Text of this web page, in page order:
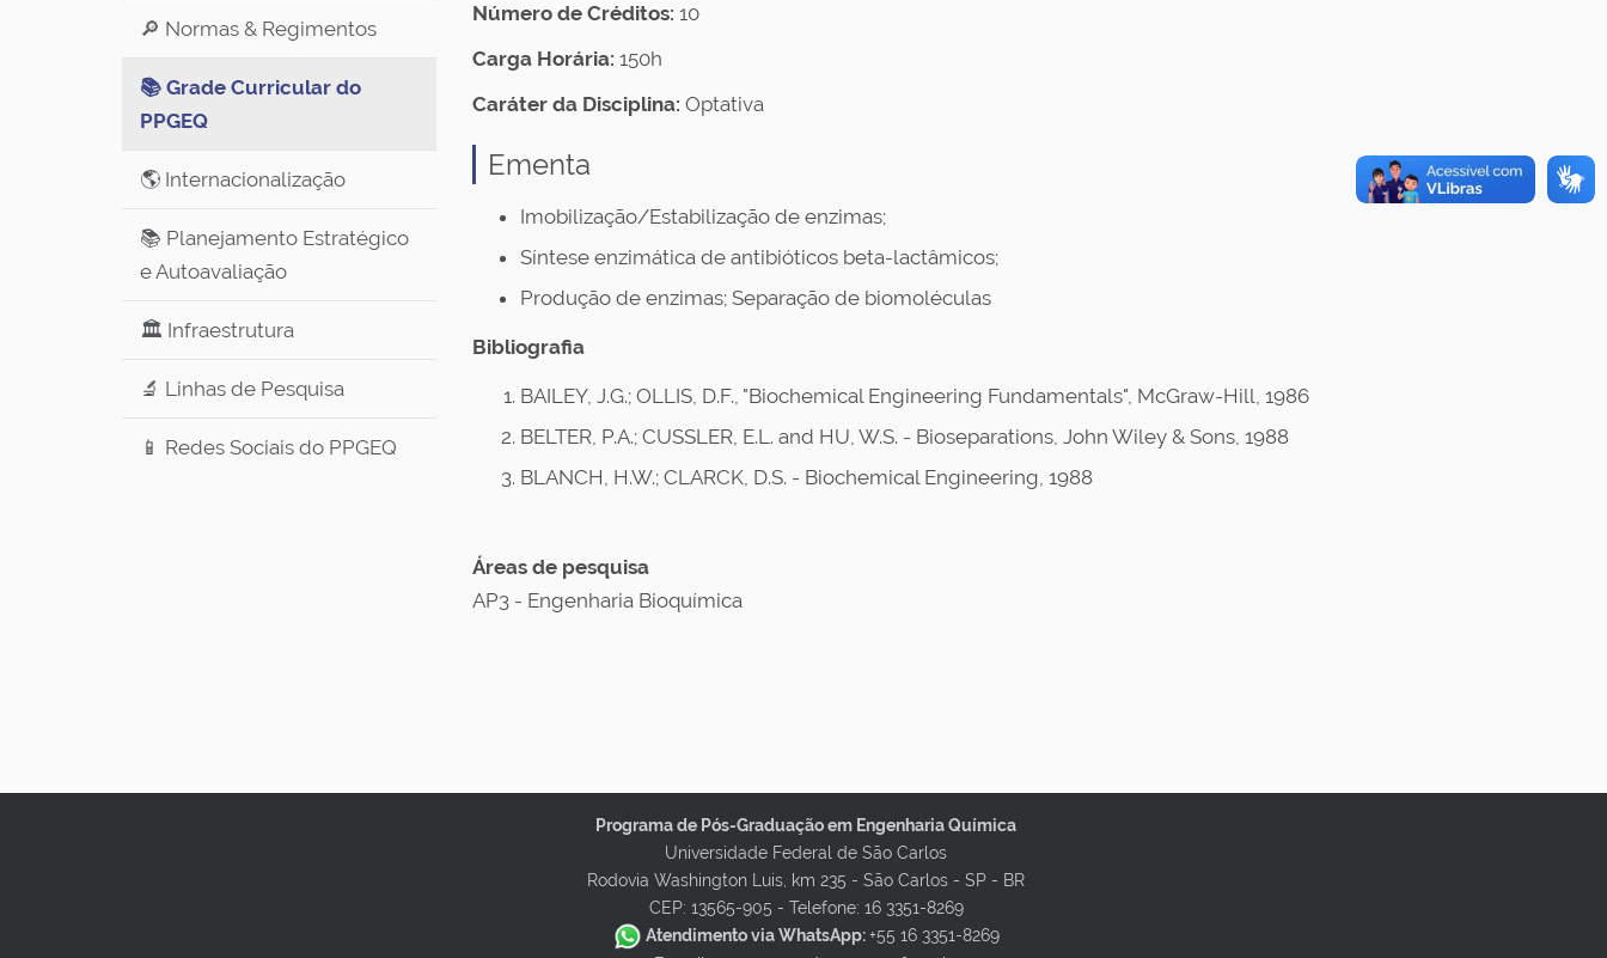
🔎 Normas & Regimentos
📚 Grade Curricular do
PPGEQ
🌎 Internacionalização
📚 Planejamento Estratégico
e Autoavaliação
🏛️ Infraestrutura
🔬 Linhas de Pesquisa
📱 Redes Sociais do PPGEQ
Número de Créditos: 10
Carga Horária: 150h
Caráter da Disciplina: Optativa
Ementa
Imobilização/Estabilização de enzimas;
Síntese enzimática de antibióticos beta-lactâmicos;
Produção de enzimas; Separação de biomoléculas
Bibliografia
BAILEY, J.G.; OLLIS, D.F., "Biochemical Engineering Fundamentals", McGraw-Hill, 1986
BELTER, P.A.; CUSSLER, E.L. and HU, W.S. - Bioseparations, John Wiley & Sons, 1988
BLANCH, H.W.; CLARCK, D.S. - Biochemical Engineering, 1988
Áreas de pesquisa
AP3 - Engenharia Bioquímica
Programa de Pós-Graduação em Engenharia Química
Universidade Federal de São Carlos
Rodovia Washington Luis, km 235 - São Carlos - SP - BR
CEP: 13565-905 - Telefone: 16 3351-8269
Atendimento via WhatsApp:+55 16 3351-8269